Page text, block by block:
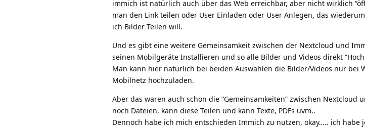
immich ist natürlich auch über das Web erreichbar, aber nicht wirklich
man den Link teilen oder User Einladen oder User Anlegen, das
ich Bilder Teilen will.
Und es gibt eine weitere Gemeinsamkeit zwischen der Nextcloud und
seinen Mobilgeräte Installieren und so alle Bilder und Videos direkt
Man kann hier natürlich bei beiden Auswählen die Bilder/Videos nur bei
Mobilnetz hochzuladen.
Aber das waren auch schon die “Gemeinsamkeiten” zwischen
noch Dateien, kann diese Teilen und kann Texte, PDFs uvm..
Dennoch habe ich mich entschieden Immich zu nutzen, okay….. ich habe